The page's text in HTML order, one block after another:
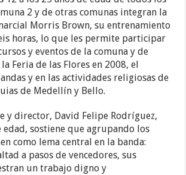
2 y de otras comunas integran la
Morris Brown, su entrenamiento
horas, lo que les permite participar
y eventos de la comuna y de
Feria de las Flores en 2008, el
y en las actividades religiosas de
de Medellín y Bello.
y director, David Felipe Rodríguez,
edad, sostiene que agrupando los
como lema central en la banda:
a pasos de vencedores, sus
un trabajo digno y